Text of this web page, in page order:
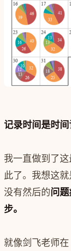
记录时间是时间
我一直做到了
此了。我想这
没有然后的问
步。
就像剑飞老师